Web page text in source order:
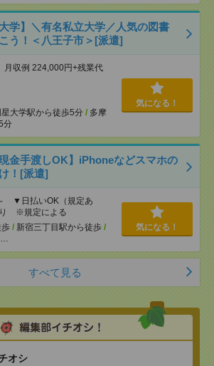
学】＼有名私立大学／人気の図書
う！＜八王子市＞[派遣]
収例 224,000円+残業代
大学駅から徒歩5分 / 多摩
分
気になる！
現金手渡しOK】iPhoneなどスマホの
！[派遣]
▼日払いOK（規定あ
※規定による
歩 / 新宿三丁目駅から徒歩 /
…
気になる！
すべて見る
オシ